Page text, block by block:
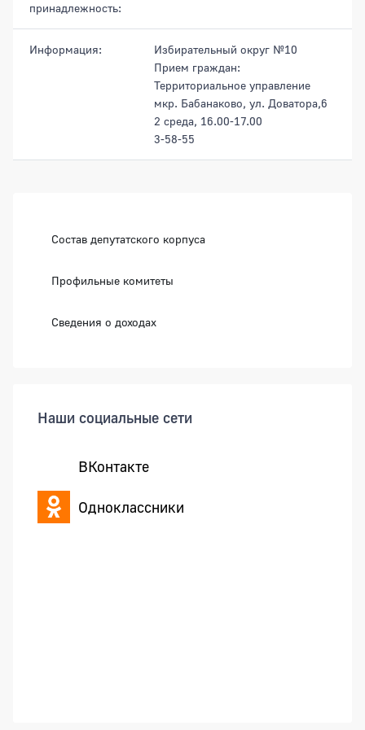
принадлежность:
Информация:
Избирательный округ №10
Прием граждан:
Территориальное управление
мкр. Бабанаково, ул. Доватора,6
2 среда, 16.00-17.00
3-58-55
Состав депутатского корпуса
Профильные комитеты
Сведения о доходах
Наши социальные сети
ВКонтакте
Одноклассники